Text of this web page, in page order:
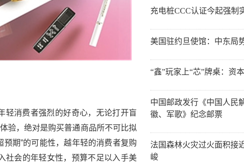
轻消费者强烈的好奇心，无论打开盲
验，绝对是购买普通商品所不可比拟
预期”的可能性，越年轻的消费者复购
社会的年轻女性，预算不足以入手美
充电桩CCC认证今起强制
美国驻约旦使馆：中东局
“鑫”玩家上“芯”牌桌：资
中国邮政发行《中国人民
徽、军歌》纪念邮票
法国森林火灾过火面积接
峻